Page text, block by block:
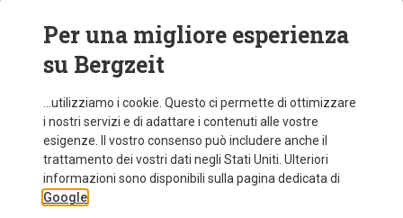
Tenda Latitude II
269,95 €
Salewa
Tenda Latitude III
319,95 €
Per una migliore esperienza
su Bergzeit
...utilizziamo i cookie. Questo ci permette di ottimizzare
i nostri servizi e di adattare i contenuti alle vostre
esigenze. Il vostro consenso può includere anche il
trattamento dei vostri dati negli Stati Uniti. Ulteriori
informazioni sono disponibili sulla pagina dedicata di
Google